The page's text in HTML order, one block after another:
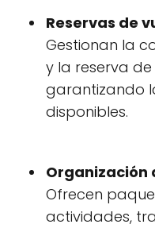
Reservas de
Gestionan la
y la reserva
garantizando
disponibles.
Organización
Ofrecen
actividades,